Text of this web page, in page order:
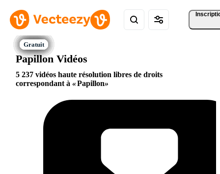
Papillon Vidéos
5 237 vidéos haute résolution libres de droits
correspondant à
Papillon